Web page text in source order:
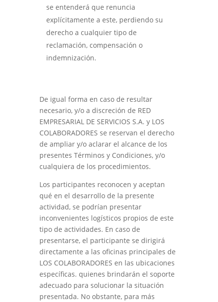
se entenderá que renuncia
explícitamente a este, perdiendo su
derecho a cualquier tipo de
reclamación, compensación o
indemnización.
De igual forma en caso de resultar
necesario, y/o a discreción de RED
EMPRESARIAL DE SERVICIOS S.A. y LOS
COLABORADORES se reservan el derecho
de ampliar y/o aclarar el alcance de los
presentes Términos y Condiciones, y/o
cualquiera de los procedimientos.
Los participantes reconocen y aceptan
qué en el desarrollo de la presente
actividad, se podrían presentar
inconvenientes logísticos propios de este
tipo de actividades. En caso de
presentarse, el participante se dirigirá
directamente a las oficinas principales de
LOS COLABORADORES en las ubicaciones
específicas. quienes brindarán el soporte
adecuado para solucionar la situación
presentada. No obstante, para más